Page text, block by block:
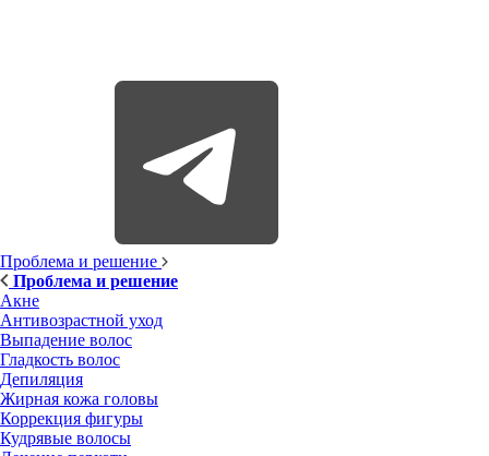
Проблема и решение
Проблема и решение
Акне
Антивозрастной уход
Выпадение волос
Гладкость волос
Депиляция
Жирная кожа головы
Коррекция фигуры
Кудрявые волосы